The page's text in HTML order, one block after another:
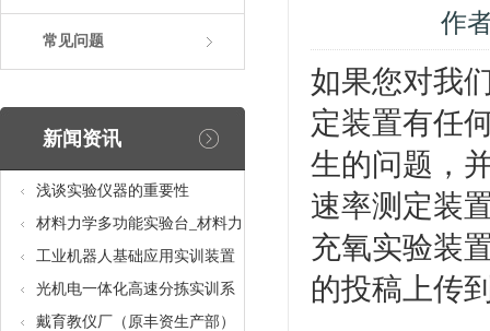
常见问题
新闻资讯
浅谈实验仪器的重要性
材料力学多功能实验台_材料力
学多功能考核实验实训设备
工业机器人基础应用实训装置
台_工业机器人基础应用实训考
核设备
光机电一体化高速分拣实训系
统_光机电一体化高速分拣实验
戴育教仪厂（原丰资生产部）
作
如果您对我
定装置有任
生的问题，
速率测定装
充氧实验装
的投稿上传